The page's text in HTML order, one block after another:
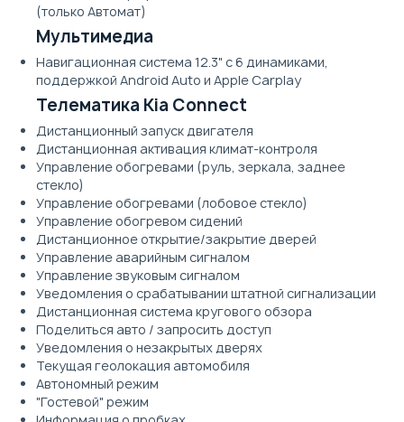
(только Автомат)
Мультимедиа
Навигационная система 12.3" с 6 динамиками,
поддержкой Android Auto и Apple Carplay
Телематика Kia Connect
Дистанционный запуск двигателя
Дистанционная активация климат-контроля
Управление обогревами (руль, зеркала, заднее
стекло)
Управление обогревами (лобовое стекло)
Управление обогревом сидений
Дистанционное открытие/закрытие дверей
Управление аварийным сигналом
Управление звуковым сигналом
Уведомления о срабатывании штатной сигнализации
Дистанционная система кругового обзора
Поделиться авто / запросить доступ
Уведомления о незакрытых дверях
Текущая геолокация автомобиля
Автономный режим
"Гостевой" режим